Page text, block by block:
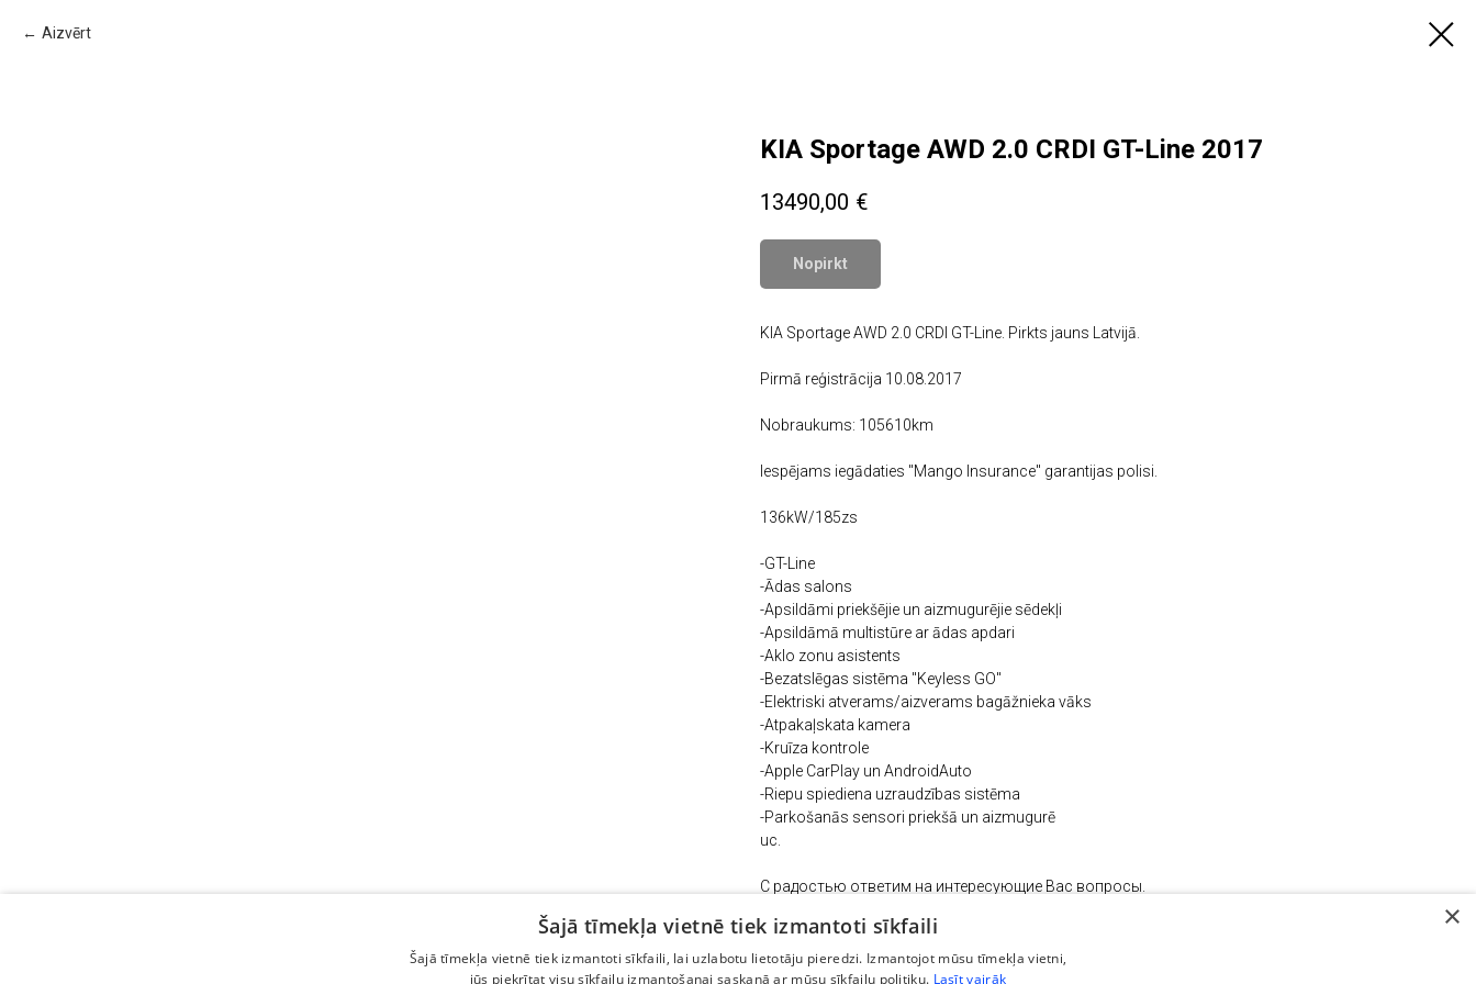
Aizvērt
KIA Sportage AWD 2.0 CRDI GT-Line 2017
13490,00 €
Nopirkt
KIA Sportage AWD 2.0 CRDI GT-Line. Pirkts jauns Latvijā.
Pirmā reģistrācija 10.08.2017
Nobraukums: 105610km
Iespējams iegādaties "Mango Insurance" garantijas polisi.
136kW/185zs
-GT-Line
-Ādas salons
-Apsildāmi priekšējie un aizmugurējie sēdekļi
-Apsildāmā multistūre ar ādas apdari
-Aklo zonu asistents
-Bezatslēgas sistēma "Keyless GO"
-Elektriski atverams/aizverams bagāžnieka vāks
-Atpakaļskata kamera
-Kruīza kontrole
-Apple CarPlay un AndroidAuto
-Riepu spiediena uzraudzības sistēma
-Parkošanās sensori priekšā un aizmugurē
uc.
С радостью ответим на интересующие Вас вопросы.
Automašīna ir uz vietas, iespējams apskatīt pie mums, Grenču iela 5, Rīgā.
×
Šajā tīmekļa vietnē tiek izmantoti sīkfaili
Šajā tīmekļa vietnē tiek izmantoti sīkfaili, lai uzlabotu lietotāju pieredzi. Izmantojot mūsu tīmekļa vietni,
jūs piekrītat visu sīkfailu izmantošanai saskaņā ar mūsu sīkfailu politiku. Lasīt vairāk